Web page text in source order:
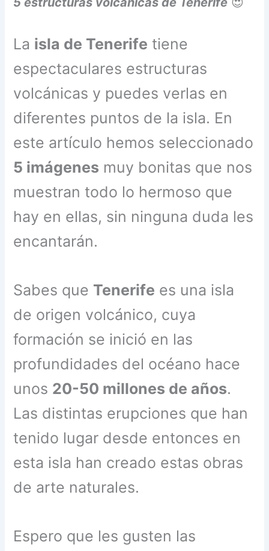
La isla de Tenerife tiene
espectaculares estructuras
volcánicas y puedes verlas en
diferentes puntos de la isla. En
este artículo hemos seleccionado
5 imágenes muy bonitas que nos
muestran todo lo hermoso que
hay en ellas, sin ninguna duda les
encantarán.
Sabes que Tenerife es una isla
de origen volcánico, cuya
formación se inició en las
profundidades del océano hace
unos 20-50 millones de años.
Las distintas erupciones que han
tenido lugar desde entonces en
esta isla han creado estas obras
de arte naturales.
Espero que les gusten las